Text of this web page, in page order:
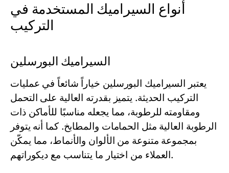
أنواع السيراميك المستخدمة في
التركيب
السيراميك البورسلين
يعتبر السيراميك البورسلين خياراً شائعاً في عمليات
التركيب الحديثة. يتميز بقدرته العالية على التحمل
ومقاومته للرطوبة، مما يجعله مناسبًا للأماكن ذات
الرطوبة العالية مثل الحمامات والمطابخ. كما أنه يتوفر
بمجموعة متنوعة من الألوان والأنماط، مما يمكّن
العملاء من اختيار ما يتناسب مع ديكوراتهم.